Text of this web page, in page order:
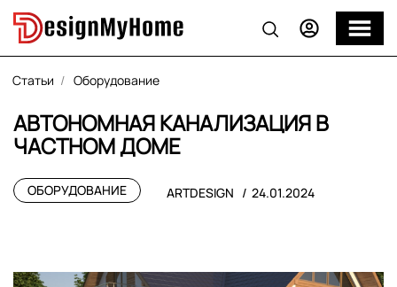
Статьи Оборудование
АВТОНОМНАЯ КАНАЛИЗАЦИЯ В
ЧАСТНОМ ДОМЕ
ОБОРУДОВАНИЕ ARTDESIGN 24.01.2024